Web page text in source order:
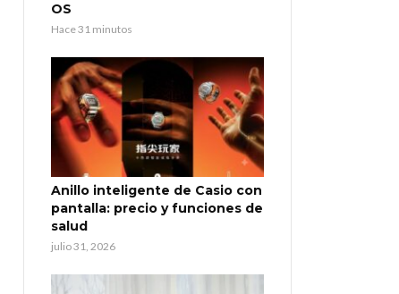
OS
Hace 31 minutos
Anillo inteligente de Casio con
pantalla: precio y funciones de
salud
julio 31, 2026